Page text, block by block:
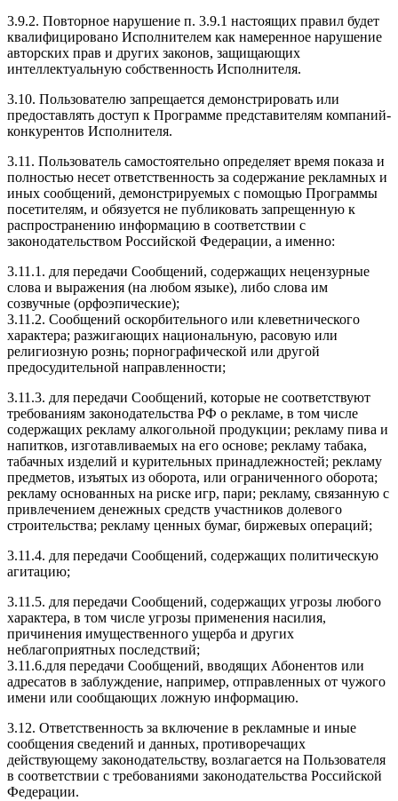
3.9.2. Повторное нарушение п. 3.9.1 настоящих правил будет
квалифицировано Исполнителем как намеренное нарушение
авторских прав и других законов, защищающих
интеллектуальную собственность Исполнителя.
3.10. Пользователю запрещается демонстрировать или
предоставлять доступ к Программе представителям компаний-
конкурентов Исполнителя.
3.11. Пользователь самостоятельно определяет время показа и
полностью несет ответственность за содержание рекламных и
иных сообщений, демонстрируемых с помощью Программы
посетителям, и обязуется не публиковать запрещенную к
распространению информацию в соответствии с
законодательством Российской Федерации, а именно:
3.11.1. для передачи Сообщений, содержащих нецензурные
слова и выражения (на любом языке), либо слова им
созвучные (орфоэпические);
3.11.2. Сообщений оскорбительного или клеветнического
характера; разжигающих национальную, расовую или
религиозную рознь; порнографической или другой
предосудительной направленности;
3.11.3. для передачи Сообщений, которые не соответствуют
требованиям законодательства РФ о рекламе, в том числе
содержащих рекламу алкогольной продукции; рекламу пива и
напитков, изготавливаемых на его основе; рекламу табака,
табачных изделий и курительных принадлежностей; рекламу
предметов, изъятых из оборота, или ограниченного оборота;
рекламу основанных на риске игр, пари; рекламу, связанную с
привлечением денежных средств участников долевого
строительства; рекламу ценных бумаг, биржевых операций;
3.11.4. для передачи Сообщений, содержащих политическую
агитацию;
3.11.5. для передачи Сообщений, содержащих угрозы любого
характера, в том числе угрозы применения насилия,
причинения имущественного ущерба и других
неблагоприятных последствий;
3.11.6.для передачи Сообщений, вводящих Абонентов или
адресатов в заблуждение, например, отправленных от чужого
имени или сообщающих ложную информацию.
3.12. Ответственность за включение в рекламные и иные
сообщения сведений и данных, противоречащих
действующему законодательству, возлагается на Пользователя
в соответствии с требованиями законодательства Российской
Федерации.